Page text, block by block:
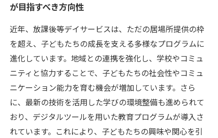
が目指すべき方向性
近年、放課後等デイサービスは、ただの居場所提供の枠
を超え、子どもたちの成長を支える多様なプログラムに
進化しています。地域との連携を強化し、学校やコミュ
ニティと協力することで、子どもたちの社会性やコミュ
ニケーション能力を育む機会が増加しています。さら
に、最新の技術を活用した学びの環境整備も進められて
おり、デジタルツールを用いた教育プログラムが導入さ
れています。これにより、子どもたちの興味や関心を引